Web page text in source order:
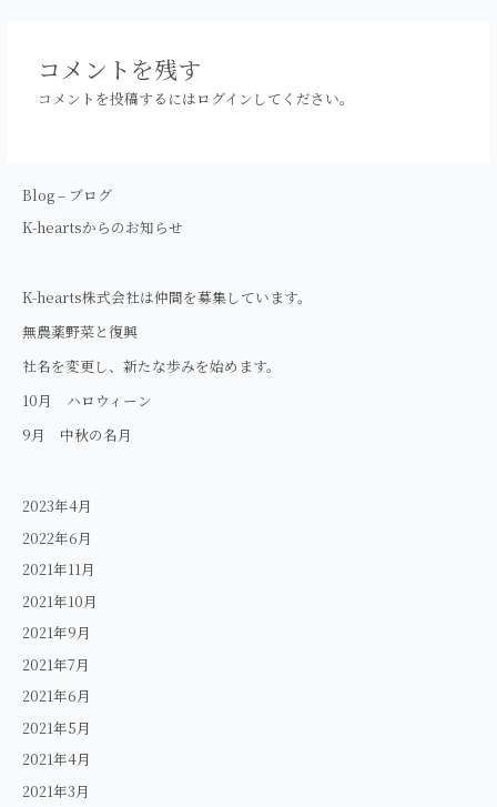
ゲ
ー
コメントを残す
コメントを投稿するにはログインしてください。
Blog – ブログ
K-heartsからのお知らせ
K-hearts株式会社は仲間を募集しています。
無農薬野菜と復興
社名を変更し、新たな歩みを始めます。
10月 ハロウィーン
9月 中秋の名月
2023年4月
2022年6月
2021年11月
2021年10月
2021年9月
2021年7月
2021年6月
2021年5月
2021年4月
2021年3月